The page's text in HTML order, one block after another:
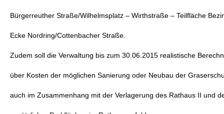
Bürgerreuther Straße/Wilhelmsplatz – Wirthstraße – Teilfläche
Ecke Nordring/Cottenbacher Straße.
Zudem soll die Verwaltung bis zum 30.06.2015 realistische
über Kosten der möglichen Sanierung oder Neubau der
auch im Zusammenhang mit der Verlagerung des Rathaus II und